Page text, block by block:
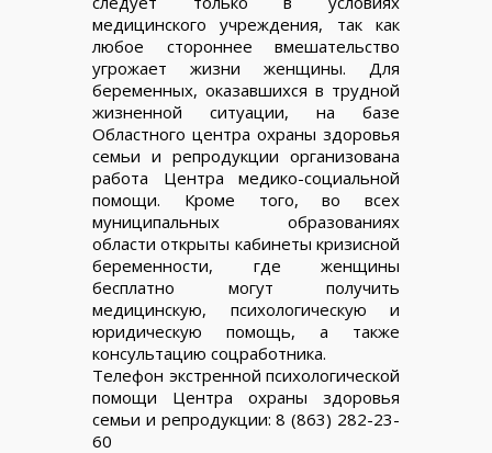
медицинского учреждения, так как
любое стороннее вмешательство
угрожает жизни женщины. Для
беременных, оказавшихся в трудной
жизненной ситуации, на базе
Областного центра охраны здоровья
семьи и репродукции организована
работа Центра медико-социальной
помощи. Кроме того, во всех
муниципальных образованиях
области открыты кабинеты кризисной
беременности, где женщины
бесплатно могут получить
медицинскую, психологическую и
юридическую помощь, а также
консультацию соцработника.
Телефон экстренной психологической
помощи Центра охраны здоровья
семьи и репродукции: 8 (863) 282-23-
60